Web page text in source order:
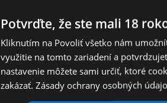
Potvrďte, že ste mali 18
Kliknutím na Povoliť všetko nám
využitie na tomto zariadení a
nastavenie môžete sami určiť, ktoré
zakázať. Zásady ochrany osobných